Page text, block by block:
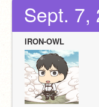
Sept. 7,
IRON-OWL